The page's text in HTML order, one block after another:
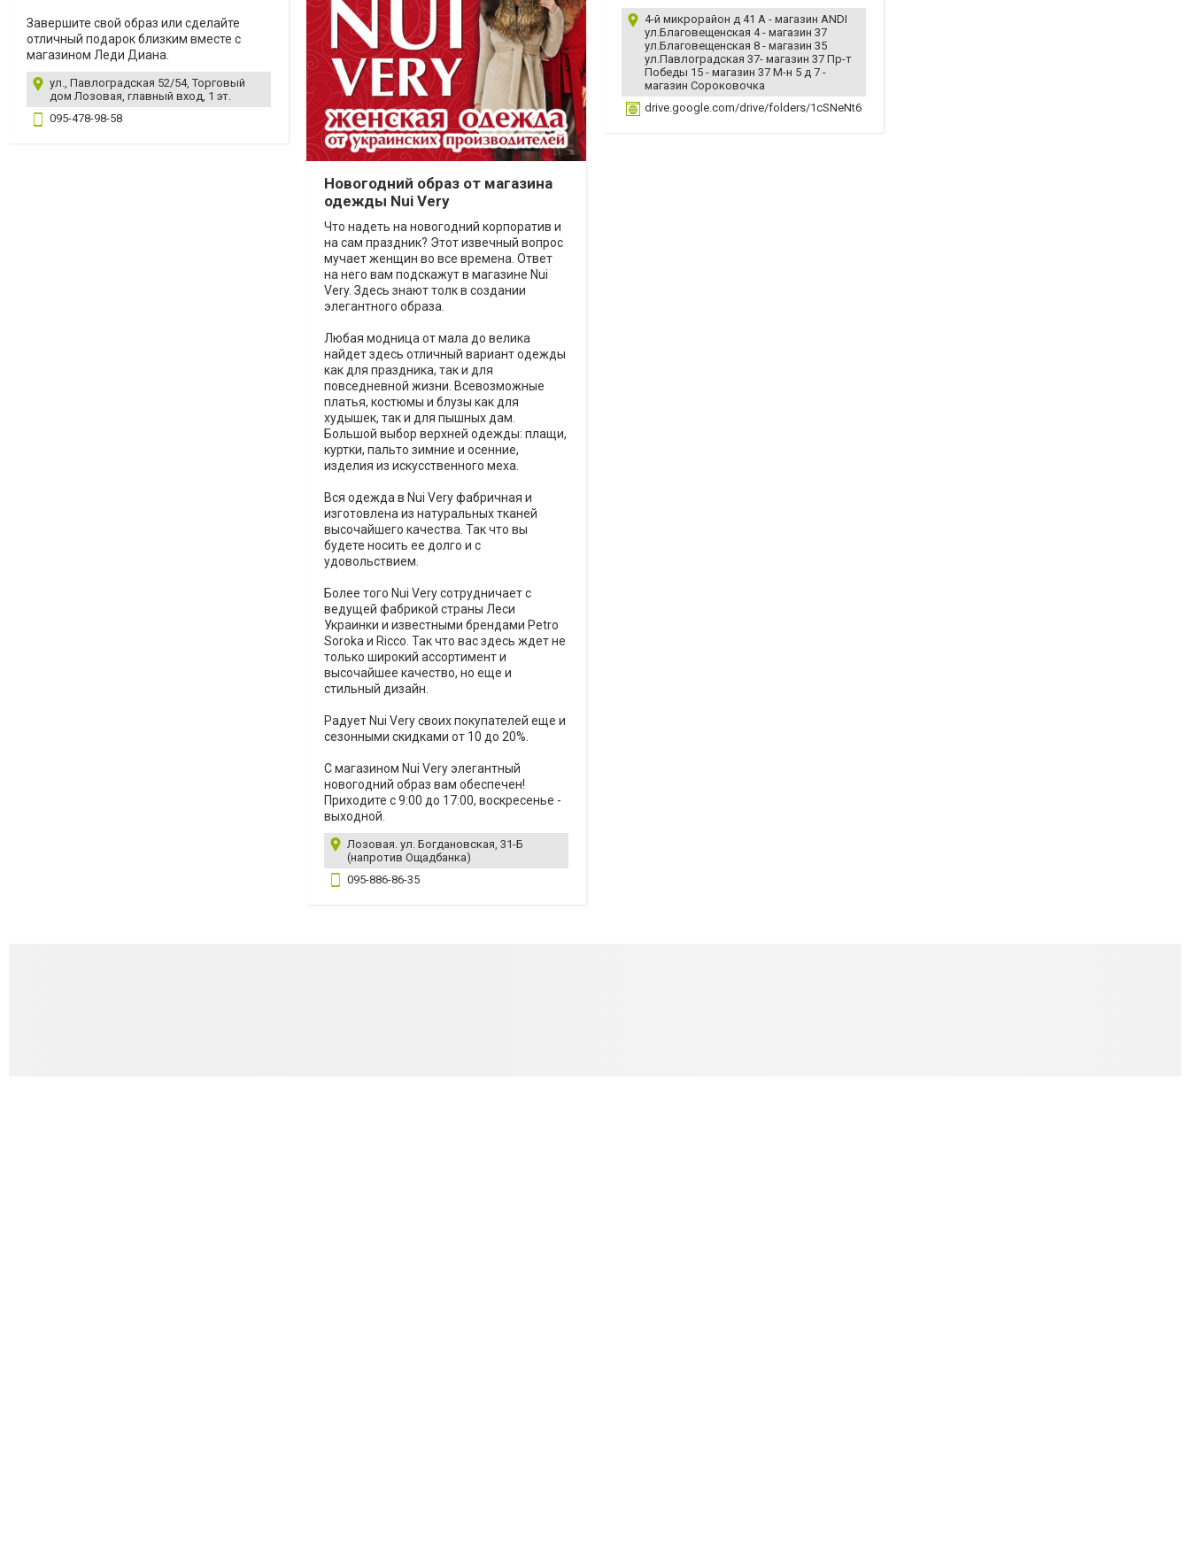
Завершите свой образ или сделайте
отличный подарок близким вместе с
магазином Леди Диана.
ул., Павлоградская 52/54, Торговый
дом Лозовая, главный вход, 1 эт.
095-478-98-58
4-й микрорайон д 41 А - магазин ANDI
ул.Благовещенская 4 - магазин 37
ул.Благовещенская 8 - магазин 35
ул.Павлоградская 37- магазин 37 Пр-т
Победы 15 - магазин 37 М-н 5 д 7 -
магазин Сороковочка
drive.google.com/drive/folders/1cSNeNt6tAUBjKFo14DCQ396nqIYsPkF1
Новогодний образ от магазина
одежды Nui Very
Что надеть на новогодний корпоратив и
на сам праздник? Этот извечный вопрос
мучает женщин во все времена. Ответ
на него вам подскажут в магазине Nui
Very. Здесь знают толк в создании
элегантного образа.
Любая модница от мала до велика
найдет здесь отличный вариант одежды
как для праздника, так и для
повседневной жизни. Всевозможные
платья, костюмы и блузы как для
худышек, так и для пышных дам.
Большой выбор верхней одежды: плащи,
куртки, пальто зимние и осенние,
изделия из искусственного меха.
Вся одежда в Nui Very фабричная и
изготовлена из натуральных тканей
высочайшего качества. Так что вы
будете носить ее долго и с
удовольствием.
Более того Nui Very сотрудничает с
ведущей фабрикой страны Леси
Украинки и известными брендами Petro
Soroka и Ricco. Так что вас здесь ждет не
только широкий ассортимент и
высочайшее качество, но еще и
стильный дизайн.
Радует Nui Very своих покупателей еще и
сезонными скидками от 10 до 20%.
С магазином Nui Very элегантный
новогодний образ вам обеспечен!
Приходите с 9:00 до 17:00, воскресенье -
выходной.
Лозовая. ул. Богдановская, 31-Б
(напротив Ощадбанка)
095-886-86-35